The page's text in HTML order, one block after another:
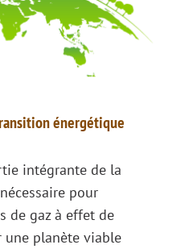
énergétique
intégrante de la
pour
de gaz à effet de
une planète viable